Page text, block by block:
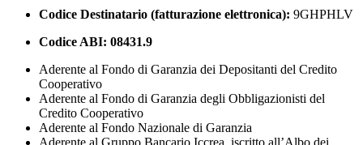
Codice Destinatario (fatturazione elettronica): 9GHPHLV
Codice ABI: 08431.9
Aderente al Fondo di Garanzia dei Depositanti del Credito
Cooperativo
Aderente al Fondo di Garanzia degli Obbligazionisti del
Credito Cooperativo
Aderente al Fondo Nazionale di Garanzia